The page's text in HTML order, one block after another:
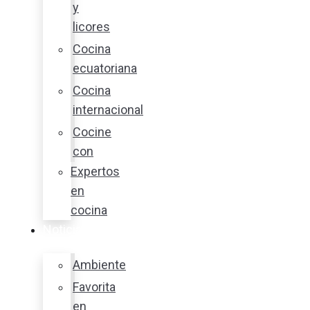
y
licores
Cocina
ecuatoriana
Cocina
internacional
Cocine
con
Expertos
en
cocina
Ambiente
Favorita
en